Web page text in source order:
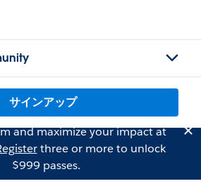
サインアップ
and maximize your impact at
three or more to unlock
$999 passes.